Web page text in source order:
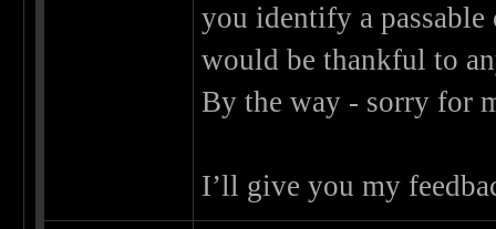
you identify a
would be thankful to
By the way - sorry for
I’ll give you my